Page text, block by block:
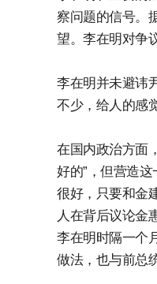
察问题的信号。
望。李在明对争
李在明并未避讳
不少，给人的感
在国内政治方面
好的”，但营造
很好，只要和金
人在背后议论金
李在明时隔一个
做法，也与前总